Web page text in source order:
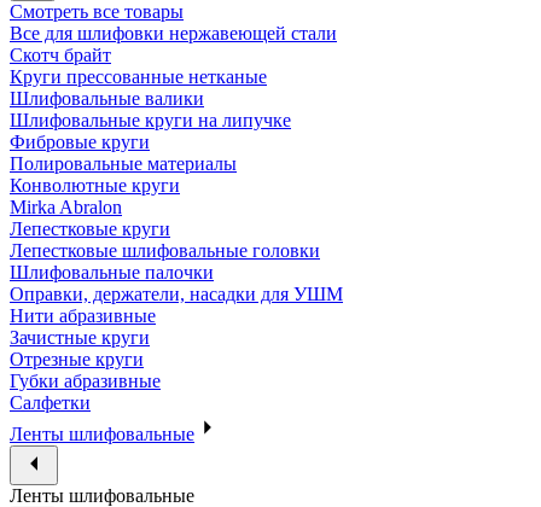
Смотреть все товары
Все для шлифовки нержавеющей стали
Скотч брайт
Круги прессованные нетканые
Шлифовальные валики
Шлифовальные круги на липучке
Фибровые круги
Полировальные материалы
Конволютные круги
Mirka Abralon
Лепестковые круги
Лепестковые шлифовальные головки
Шлифовальные палочки
Оправки, держатели, насадки для УШМ
Нити абразивные
Зачистные круги
Отрезные круги
Губки абразивные
Салфетки
Ленты шлифовальные
Ленты шлифовальные